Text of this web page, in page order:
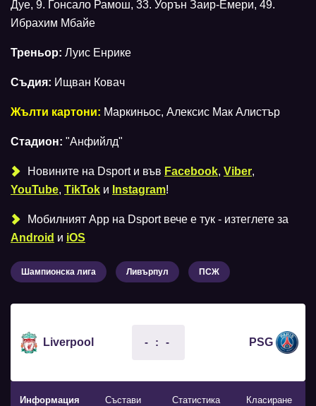
Дуе, 9. Гонсало Рамош, 33. Уорън Заир-Емери, 49.
Ибрахим Мбайе
Треньор: Луис Енрике
Съдия: Ищван Ковач
Жълти картони: Маркиньос, Алексис Мак Алистър
Стадион: "Анфийлд"
Новините на Dsport и във Facebook, Viber,
YouTube, TikTok и Instagram!
Мобилният Аpp на Dsport вече е тук - изтеглете за
Android и iOS
Шампионска лига Ливърпул ПСЖ
Liverpool - : - PSG
Информация Състави Статистика Класиране